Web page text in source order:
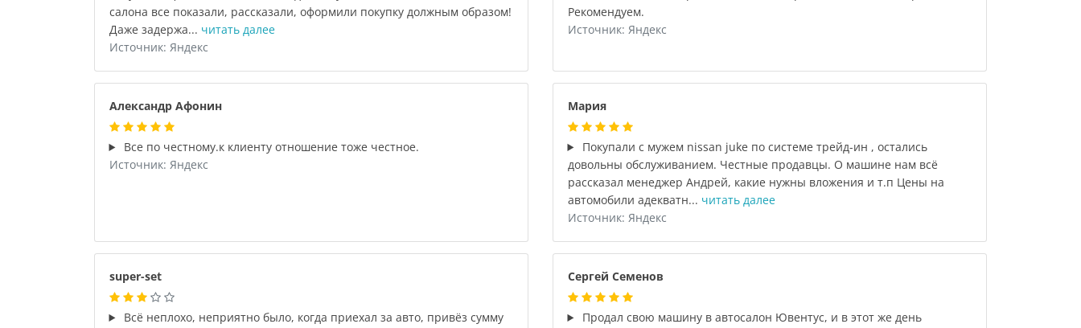
салона все показали, рассказали, оформили покупку должным образом!
Даже задержа... читать далее
Источник: Яндекс
Рекомендуем.
Источник: Яндекс
Александр Афонин
Все по честному.к клиенту отношение тоже честное.
Источник: Яндекс
Мария
Покупали с мужем nissan juke по системе трейд-ин , остались
довольны обслуживанием. Честные продавцы. О машине нам всё
рассказал менеджер Андрей, какие нужны вложения и т.п Цены на
автомобили адекватн... читать далее
Источник: Яндекс
super-set
Всё неплохо, неприятно было, когда приехал за авто, привёз сумму
Сергей Семенов
Продал свою машину в автосалон Ювентус, и в этот же день